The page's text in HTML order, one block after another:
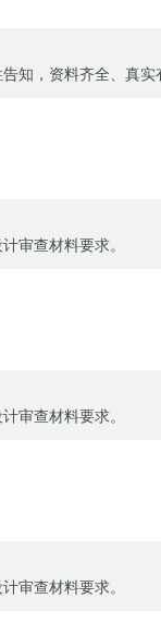
知，资料齐全、真实
审查材料要求。
审查材料要求。
审查材料要求。